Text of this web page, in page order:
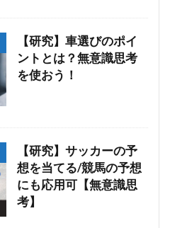
【研究】車選びのポイ
ントとは？無意識思考
を使おう！
【研究】サッカーの予
想を当てる/競馬の予想
にも応用可【無意識思
考】